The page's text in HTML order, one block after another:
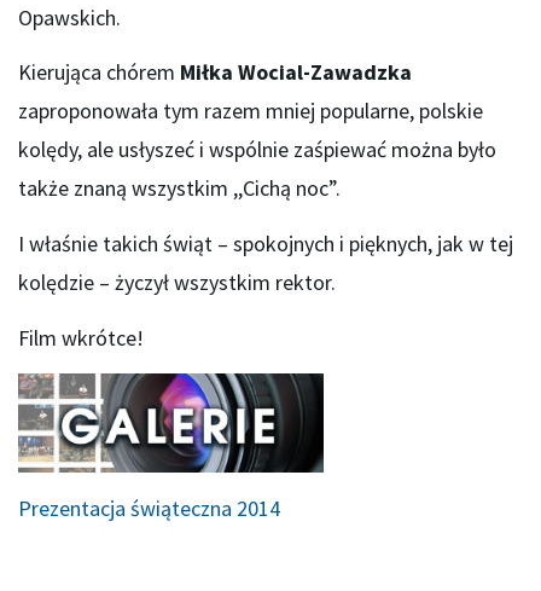
Opawskich.
Kierująca chórem Miłka Wocial-Zawadzka
zaproponowała tym razem mniej popularne, polskie
kolędy, ale usłyszeć i wspólnie zaśpiewać można było
także znaną wszystkim ,,Cichą noc”.
I właśnie takich świąt – spokojnych i pięknych, jak w tej
kolędzie – życzył wszystkim rektor.
Film wkrótce!
Prezentacja świąteczna 2014